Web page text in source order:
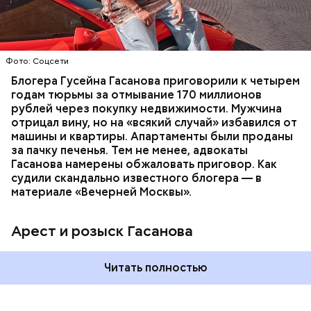
Фото: Соцсети
Блогера Гусейна Гасанова приговорили к четырем
годам тюрьмы за отмывание 170 миллионов
рублей через покупку недвижимости. Мужчина
отрицал вину, но на «всякий случай» избавился от
машины и квартиры. Апартаменты были проданы
за пачку печенья. Тем не менее, адвокаты
Гасанова намерены обжаловать приговор. Как
судили скандально известного блогера — в
материале «Вечерней Москвы».
Арест и розыск Гасанова
мужчину заочно арестовали.
Читать полностью
НАЛОГИ ПОИСК ЛЮДЕЙ ДЕНЬГИ
МВД
ГАСАН ГУСЕЙНОВ
Началось расследование. В квартире потерпевших
Молодого человека задержали. На первом же
допросе он признался, что планировал отравить
только отчима. Тогда следователи посчитали, что
мотивом преступления была квартира родителей,
которая в случае их смерти перешла бы сыну. Но
спустя несколько дней Миссюра заявил, что ранее
уже травил других людей.